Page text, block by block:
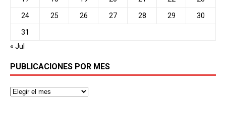
24 25 26 27 28 29 30
31
« Jul
PUBLICACIONES POR MES